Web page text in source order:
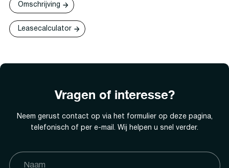
Omschrijving
Leasecalculator
Vragen of interesse?
Neem gerust contact op via het formulier op deze pagina,
telefonisch of per e-mail. Wij helpen u snel verder.